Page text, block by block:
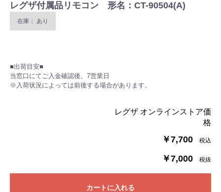
レグザ付属品リモコン 形名：CT-90504(A)
在庫： あり
■出荷目安■
当窓口にてご入金確認後、7営業日
※入荷状況によっては前後する場合があります。
レグザ オンラインストア価
格
￥7,700 税込
￥7,000 税抜
カートに入れる